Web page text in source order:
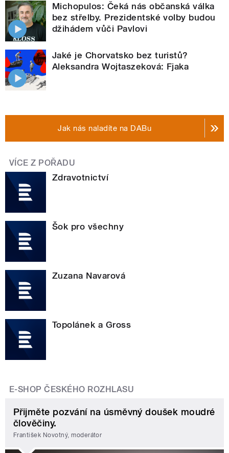
Michopulos: Čeká nás občanská válka
bez střelby. Prezidentské volby budou
džihádem vůči Pavlovi
Jaké je Chorvatsko bez turistů?
Aleksandra Wojtaszeková: Fjaka
Jak nás naladíte na DABu
VÍCE Z POŘADU
Zdravotnictví
Šok pro všechny
Zuzana Navarová
Topolánek a Gross
E-SHOP ČESKÉHO ROZHLASU
Přijměte pozvání na úsměvný doušek moudré
člověčiny.
František Novotný, moderátor